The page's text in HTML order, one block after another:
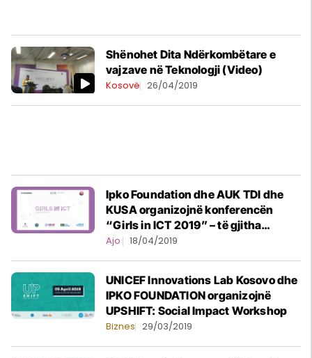
Shënohet Dita Ndërkombëtare e
vajzave në Teknologji (Video)
Kosovë 26/04/2019
Ipko Foundation dhe AUK TDI dhe
KUSA organizojnë konferencën
“Girls in ICT 2019” – të gjitha
aktivitetet janë FALAS
Ajo 18/04/2019
UNICEF Innovations Lab Kosovo dhe
IPKO FOUNDATION organizojnë
UPSHIFT: Social Impact Workshop
Biznes 29/03/2019